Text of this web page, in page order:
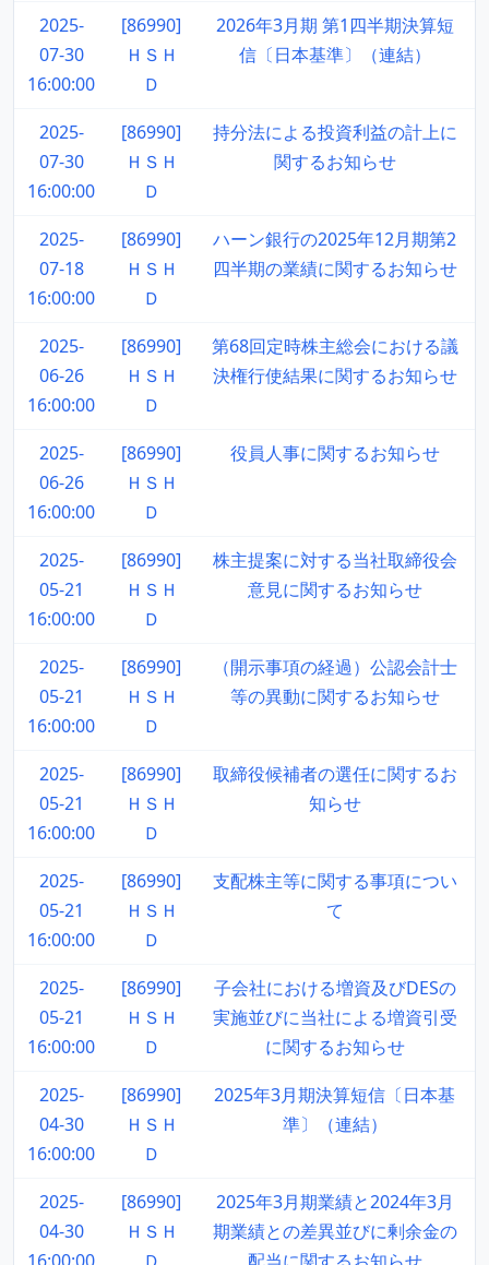
2025-
07-30
16:00:00
[86990]
ＨＳＨ
Ｄ
2026年3月期 第1四半期決算短
信〔日本基準〕（連結）
2025-
07-30
16:00:00
[86990]
ＨＳＨ
Ｄ
持分法による投資利益の計上に
関するお知らせ
2025-
07-18
16:00:00
[86990]
ＨＳＨ
Ｄ
ハーン銀行の2025年12月期第2
四半期の業績に関するお知らせ
2025-
06-26
16:00:00
[86990]
ＨＳＨ
Ｄ
第68回定時株主総会における議
決権行使結果に関するお知らせ
2025-
06-26
16:00:00
[86990]
ＨＳＨ
Ｄ
役員人事に関するお知らせ
2025-
05-21
16:00:00
[86990]
ＨＳＨ
Ｄ
株主提案に対する当社取締役会
意見に関するお知らせ
2025-
05-21
16:00:00
[86990]
ＨＳＨ
Ｄ
（開示事項の経過）公認会計士
等の異動に関するお知らせ
2025-
05-21
16:00:00
[86990]
ＨＳＨ
Ｄ
取締役候補者の選任に関するお
知らせ
2025-
05-21
16:00:00
[86990]
ＨＳＨ
Ｄ
支配株主等に関する事項につい
て
2025-
05-21
16:00:00
[86990]
ＨＳＨ
Ｄ
子会社における増資及びDESの
実施並びに当社による増資引受
に関するお知らせ
2025-
04-30
16:00:00
[86990]
ＨＳＨ
Ｄ
2025年3月期決算短信〔日本基
準〕（連結）
2025-
04-30
[86990]
ＨＳＨ
2025年3月期業績と2024年3月
期業績との差異並びに剰余金の